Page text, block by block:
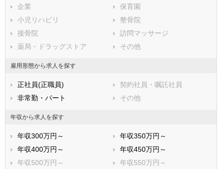
赤穂市
西脇市
宝塚市
三木市
高砂市
川西市
小野市
三田市
加西市
南あわじ市
朝来市
淡路市
宍粟市
加東市
加古郡稲美町
加古郡播磨町
神崎郡市川町
神崎郡福崎町
企業
保育園
小児リハビリ
整骨院
接骨院
訪問マッサージ
薬局・ドラッグストア
その他
雇用形態から求人を探す
正社員(正職員)
契約社員・嘱託社員
非常勤・パート
その他
年収から求人を探す
年収300万円～
年収350万円～
年収400万円～
年収450万円～
年収500万円～
年収550万円～